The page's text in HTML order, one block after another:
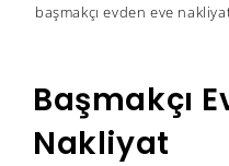
başmakçı evden eve
Başmakçı
Nakliyat